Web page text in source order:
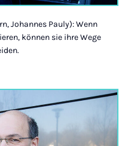
Johannes Pauly): Wenn
können sie ihre Wege